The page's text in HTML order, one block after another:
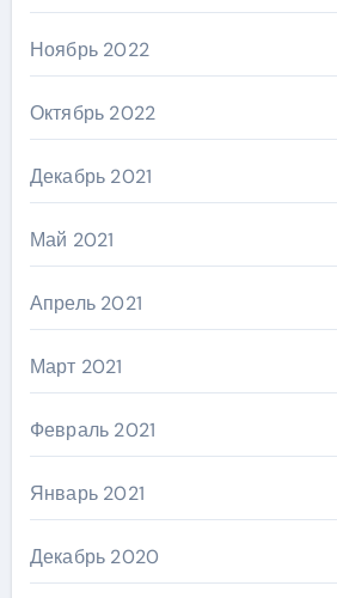
Ноябрь 2022
Октябрь 2022
Декабрь 2021
Май 2021
Апрель 2021
Март 2021
Февраль 2021
Январь 2021
Декабрь 2020